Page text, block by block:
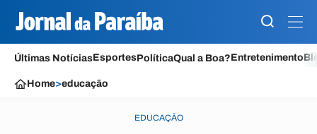
Últimas NotíciasEsportesPolíticaQual a Boa?Entretenimento
Home>educação
EDUCAÇÃO